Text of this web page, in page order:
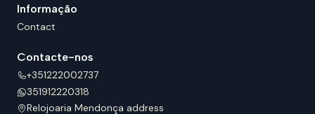
Informação
Contact
Contacte-nos
+351222002737
351912220318
Relojoaria Mendonça address